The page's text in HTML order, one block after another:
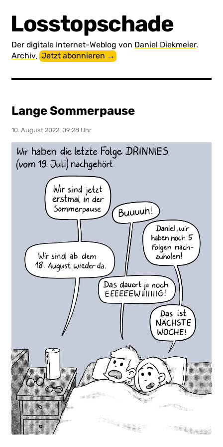
Losstopschade
Der digitale Internet-Weblog von Daniel Diekmeier.
Archiv.Jetzt abonnieren →
Lange Sommerpause
10. August 2022, 09:28 Uhr